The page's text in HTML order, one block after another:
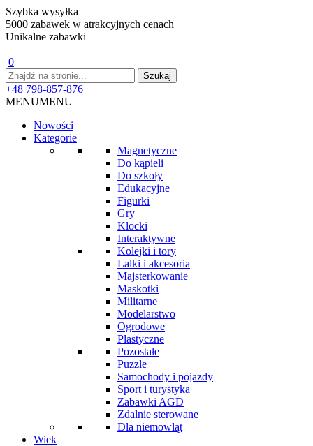
Szybka wysyłka
5000 zabawek w atrakcyjnych cenach
Unikalne zabawki
0
+48 798-857-876
MENUMENU
Nowości
Kategorie
Magnetyczne
Do kąpieli
Do szkoły
Edukacyjne
Figurki
Gry
Klocki
Interaktywne
Kolejki i tory
Lalki i akcesoria
Majsterkowanie
Maskotki
Militarne
Modelarstwo
Ogrodowe
Plastyczne
Pozostałe
Puzzle
Samochody i pojazdy
Sport i turystyka
Zabawki AGD
Zdalnie sterowane
Dla niemowląt
Wiek